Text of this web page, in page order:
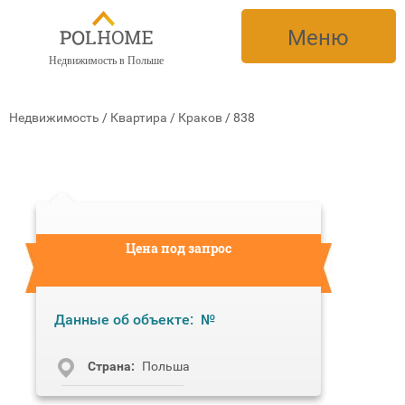
Недвижимость в Польше
Меню
Недвижимость / Квартира / Краков /838
Цена под запрос
Данные об объекте: №
Cтрана: Польша